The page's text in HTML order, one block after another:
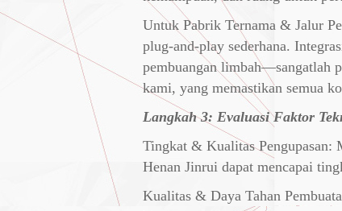
Untuk Pabrik Ternama & Jalur
plug-and-play sederhana.
pembuangan limbah—sangatlah
kami, yang memastikan semua
Langkah 3: Evaluasi Faktor
Tingkat & Kualitas Pengupasan:
Henan Jinrui dapat mencapai
Kualitas & Daya Tahan